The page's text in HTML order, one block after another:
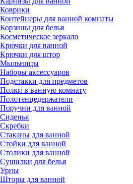
Коврики
Контейнеры для ванной комнаты
Корзины для белья
Косметическое зеркало
Крючки для ванной
Крючки для штор
Мыльницы
Наборы аксессуаров
Подставки для предметов
Полки в ванную комнату
Полотенцедержатели
Поручни для ванной
Сиденья
Скребки
Стаканы для ванной
Стойки для ванной
Столики для ванной
Сушилки для белья
Урны
Шторы для ванной